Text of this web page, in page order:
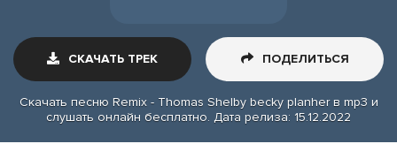
СКАЧАТЬ ТРЕК ПОДЕЛИТЬСЯ
Скачать песню Remix - Thomas Shelby becky planher в mp3 и
слушать онлайн бесплатно. Дата релиза: 15.12.2022